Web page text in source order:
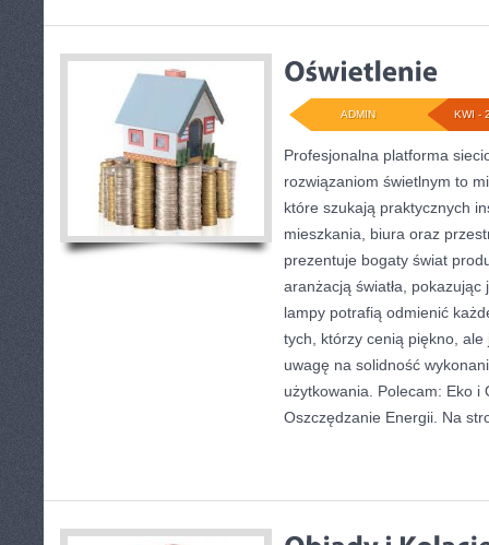
KWI -
ADMIN
Profesjonalna platforma
rozwiązaniom świetlnym to
które szukają praktycznych
mieszkania, biura oraz
prezentuje bogaty świat
aranżacją światła,
lampy potrafią odmienić
tych, którzy cenią piękno,
uwagę na solidność
użytkowania. Polecam: Eko i
Oszczędzanie Energii. Na